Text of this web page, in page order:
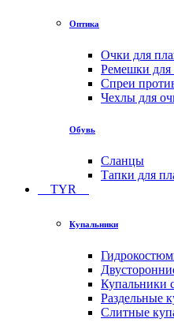
Оптика
Очки для
Ремешки для
Спреи
Чехлы для
Обувь
Сланцы
Тапки для
TYR
Купальники
Купальники
Раздельные
Слитные